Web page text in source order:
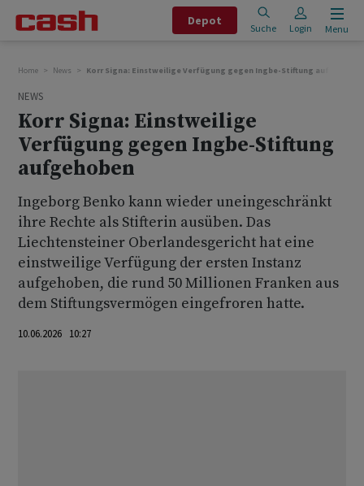
Depot
Suche Login Menu
Home News Korr Signa: Einstweilige Verfügung gegen Ingbe-Stiftung aufgehoben
NEWS
Korr Signa: Einstweilige
Verfügung gegen Ingbe-Stiftung
aufgehoben
Ingeborg Benko kann wieder uneingeschränkt
ihre Rechte als Stifterin ausüben. Das
Liechtensteiner Oberlandesgericht hat eine
einstweilige Verfügung der ersten Instanz
aufgehoben, die rund 50 Millionen Franken aus
dem Stiftungsvermögen eingefroren hatte.
10.06.2026 10:27